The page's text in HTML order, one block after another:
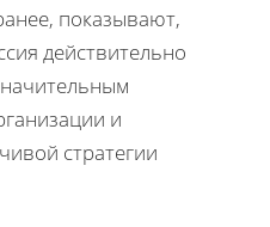
показывают,
действительно
и
стратегии